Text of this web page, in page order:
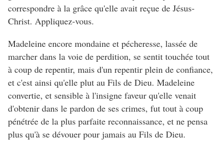
correspondre à la grâce qu'elle avait reçue de Jésus-
Christ. Appliquez-vous.
Madeleine encore mondaine et pécheresse, lassée de
marcher dans la voie de perdition, se sentit touchée tout
à coup de repentir, mais d'un repentir plein de confiance,
et c'est ainsi qu'elle plut au Fils de Dieu. Madeleine
convertie, et sensible à l'insigne faveur qu'elle venait
d'obtenir dans le pardon de ses crimes, fut tout à coup
pénétrée de la plus parfaite reconnaissance, et ne pensa
plus qu'à se dévouer pour jamais au Fils de Dieu.